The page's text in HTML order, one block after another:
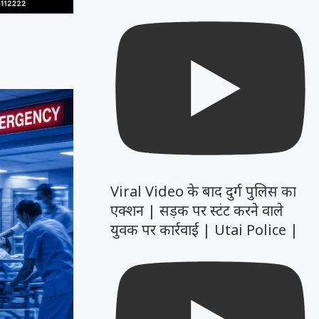
Viral Video के बाद दुर्ग पुलिस का
एक्शन | सड़क पर स्टंट करने वाले
युवक पर कार्रवाई | Utai Police |